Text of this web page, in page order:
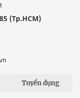
(Tp.HCM)
Tuyển dụng